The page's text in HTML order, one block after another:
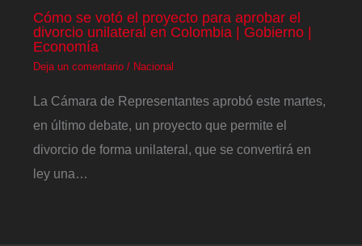
Cómo se votó el proyecto para aprobar el
divorcio unilateral en Colombia | Gobierno |
Economía
Deja un comentario / Nacional
La Cámara de Representantes aprobó este martes,
en último debate, un proyecto que permite el
divorcio de forma unilateral, que se convertirá en
ley una…